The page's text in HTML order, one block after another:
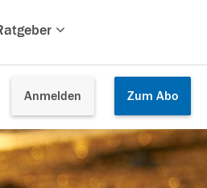
Anmelden Zum Abo